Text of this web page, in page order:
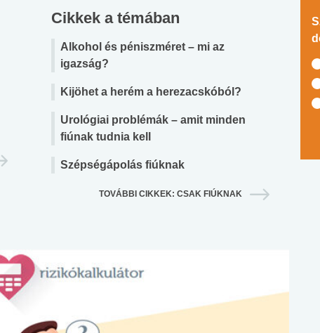
Cikkek a témában
Alkohol és péniszméret – mi az
igazság?
Kijöhet a herém a herezacskóból?
Urológiai problémák – amit minden
fiúnak tudnia kell
Szépségápolás fiúknak
TOVÁBBI CIKKEK: CSAK FIÚKNAK